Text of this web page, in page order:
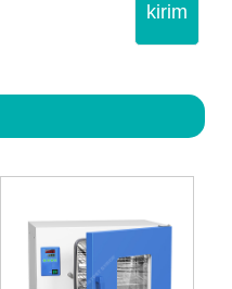
kirim